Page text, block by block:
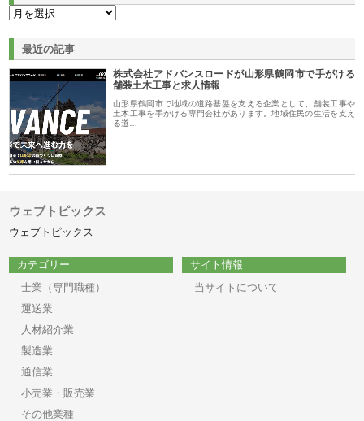
最近の記事
株式会社アドバンスロードが山形県鶴岡市で手がける
舗装土木工事と求人情報
山形県鶴岡市で地域の道路基盤を支える企業として、舗装工事や
土木工事を手がける専門会社があります。地域住民の生活を支え
る道…
ウェブトピックス
ウェブトピックス
カテゴリー
士業（専門職種）
運送業
人材紹介業
製造業
通信業
小売業・販売業
その他業種
サイト情報
当サイトについて